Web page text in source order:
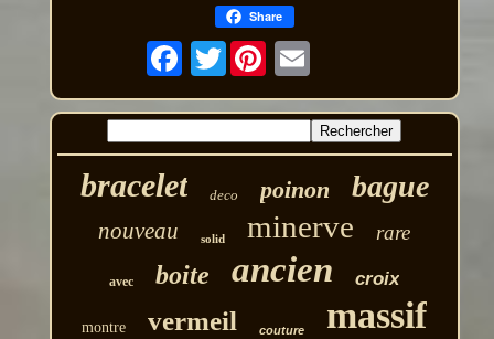
Share
Twitter
bracelet deco poinon bague
nouveau solid minerve rare
avec boite ancien croix
montre vermeil couture massif